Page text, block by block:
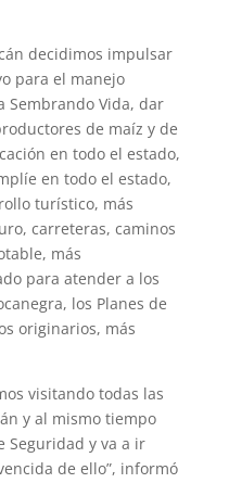
decidimos impulsar
para el manejo
Sembrando Vida, dar
de maíz y de
en todo el estado,
en todo el estado,
turístico, más
carreteras, caminos
más
para atender a los
los Planes de
originarios, más
visitando todas las
y al mismo tiempo
Seguridad y va a ir
de ello”, informó